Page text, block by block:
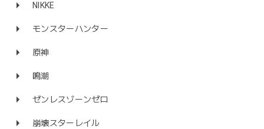
NIKKE
モンスターハンター
原神
鳴潮
ゼンレスゾーンゼロ
崩壊スターレイル